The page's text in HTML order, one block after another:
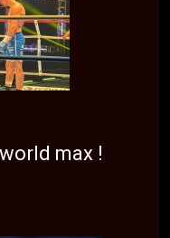
max !